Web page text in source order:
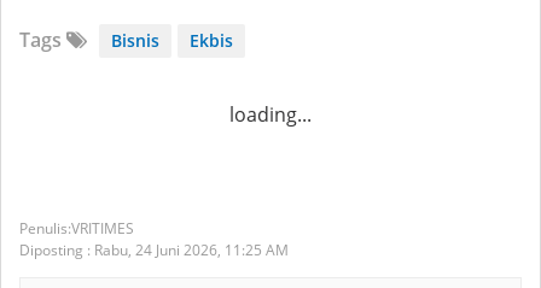
Tags Bisnis Ekbis
loading...
VRITIMES
Diposting : Rabu, 24 Juni 2026, 11:25 AM